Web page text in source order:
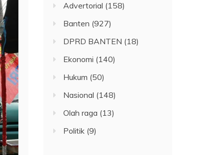
Advertorial (158)
Banten (927)
DPRD BANTEN (18)
Ekonomi (140)
Hukum (50)
Nasional (148)
Olah raga (13)
Politik (9)